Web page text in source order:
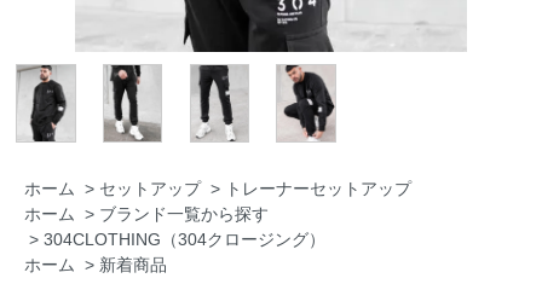
ホーム > セットアップ > トレーナーセットアップ
ホーム
> ブランド一覧から探す
> 304CLOTHING（304クロージング）
ホーム
> 新着商品